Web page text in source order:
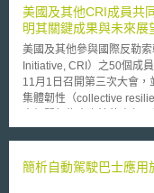
基本資料將會在 eBay 自行
其他非法活動時被公開，
際網路服務所預設的帳號
站，窮盡各種搜尋方法，
billing) 項目找到關閉帳戶
量時間與方法搜尋網站各
美國及其他CRI成員共
明其關鍵成果與未來展
美國及其他參與國際反勒
Initiative, CRI）之50個成
11月1日召開第三次大會，
集體韌性（collective
止勒索軟體攻擊。 CRI於2023年之關鍵成果主要可分以下三個面向： 一、
旦，以確保新成員之資通
簡析自動駕駛巴士應用